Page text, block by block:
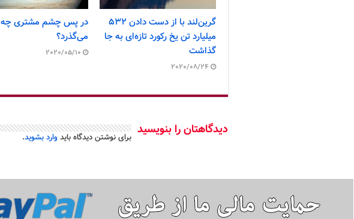
گرین‌لند با از دست دادن ۵۳۲
میلیارد تن یخ رکورد تازه‌ای به جا
گذاشت
2020/08/24
در پس چشم مشتری چه
می‌گذرد؟
2020/05/10
دیدگاهتان را بنویسید برای نوشتن دیدگاه باید وارد بشوید.